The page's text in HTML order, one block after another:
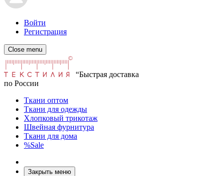
Войти
Регистрация
Close menu
“Быстрая доставка
по России
Ткани оптом
Ткани для одежды
Хлопковый трикотаж
Швейная фурнитура
Ткани для дома
%Sale
Закрыть меню